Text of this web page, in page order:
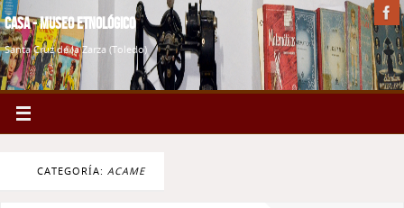
Casa - Museo Etnológico
Santa Cruz de la Zarza (Toledo)
CATEGORÍA: ACAME